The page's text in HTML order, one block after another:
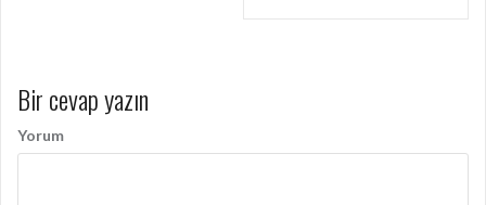
o
l
a
Bir cevap yazın
Yorum